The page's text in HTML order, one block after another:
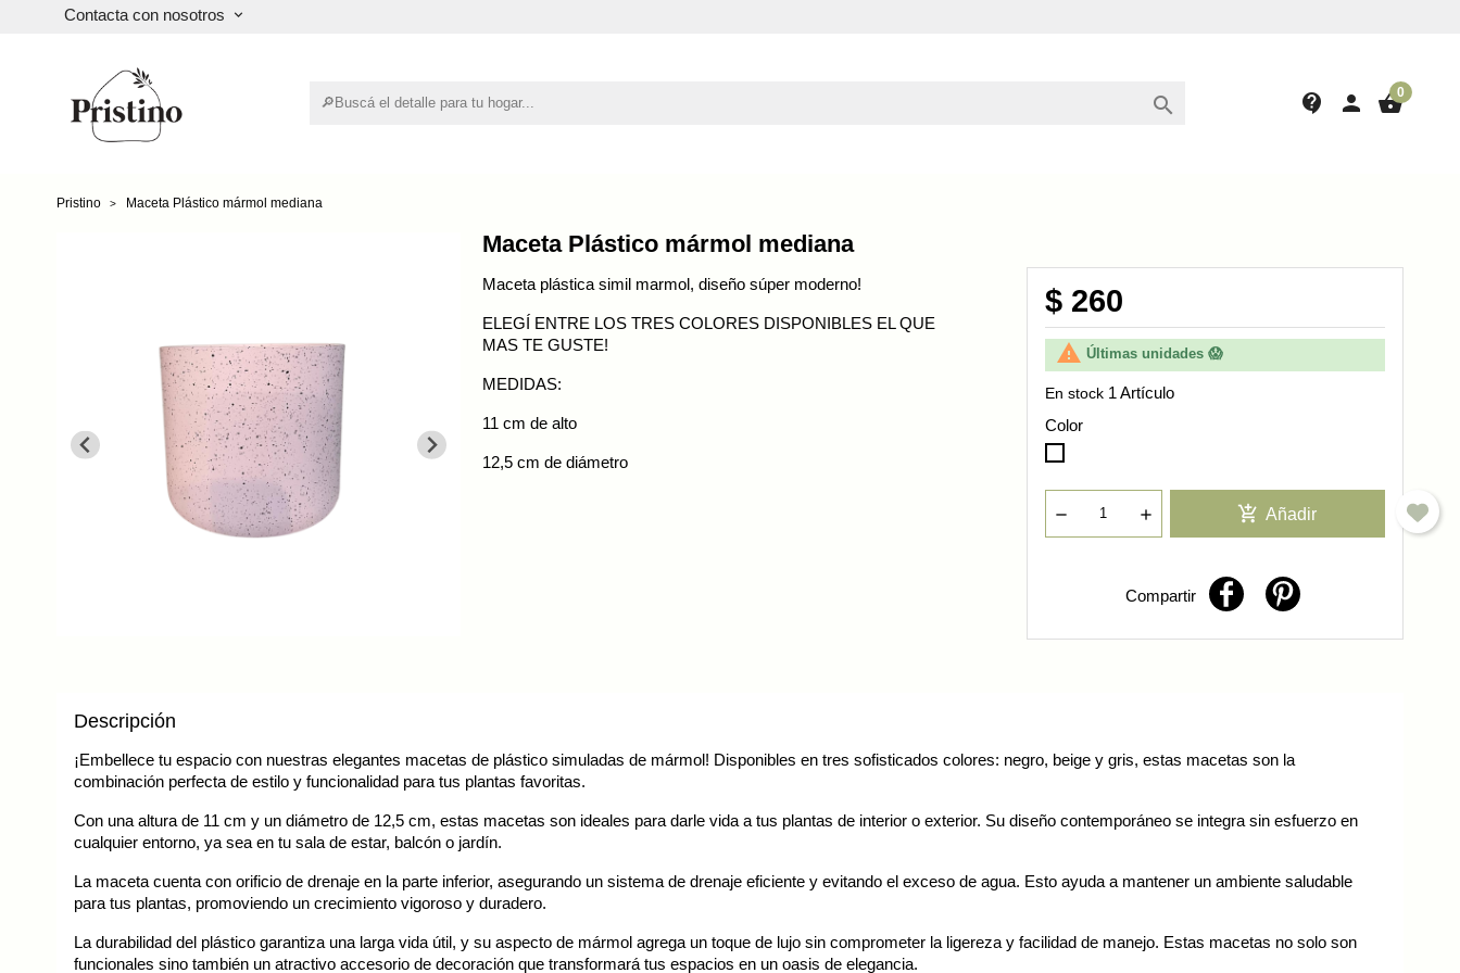
Contacta con nosotros keyboard_arrow_down
 contact_support person shopping_basket
0
Pristino Maceta Plástico mármol mediana
Maceta Plástico mármol mediana
Maceta plástica simil marmol, diseño súper moderno!
ELEGÍ ENTRE LOS TRES COLORES DISPONIBLES EL QUE
MAS TE GUSTE!
MEDIDAS:
11 cm de alto
12,5 cm de diámetro
$ 260
 Últimas unidades 😱
En stock 1 Artículo
Color
add_shopping_cart Añadir
Compartir
Descripción
¡Embellece tu espacio con nuestras elegantes macetas de plástico simuladas de mármol! Disponibles en tres sofisticados colores: negro, beige y gris, estas macetas son la
combinación perfecta de estilo y funcionalidad para tus plantas favoritas.
Con una altura de 11 cm y un diámetro de 12,5 cm, estas macetas son ideales para darle vida a tus plantas de interior o exterior. Su diseño contemporáneo se integra sin esfuerzo en
cualquier entorno, ya sea en tu sala de estar, balcón o jardín.
La maceta cuenta con orificio de drenaje en la parte inferior, asegurando un sistema de drenaje eficiente y evitando el exceso de agua. Esto ayuda a mantener un ambiente saludable
para tus plantas, promoviendo un crecimiento vigoroso y duradero.
La durabilidad del plástico garantiza una larga vida útil, y su aspecto de mármol agrega un toque de lujo sin comprometer la ligereza y facilidad de manejo. Estas macetas no solo son
funcionales sino también un atractivo accesorio de decoración que transformará tus espacios en un oasis de elegancia.
Cancelar